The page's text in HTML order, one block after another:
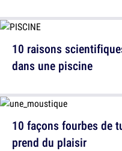
10 raisons
dans une piscine
10 façons fourbes de
prend du plaisir